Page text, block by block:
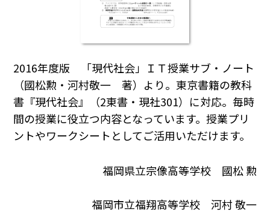
2016年度版 「現代社会」ＩＴ授業サブ・ノート
（國松勲・河村敬一 著）より。東京書籍の教科
書『現代社会』（2東書・現社301）に対応。毎時
間の授業に役立つ内容となっています。授業プリ
ントやワークシートとしてご活用いただけます。
福岡県立宗像高等学校 國松 勲
福岡市立福翔高等学校 河村 敬一